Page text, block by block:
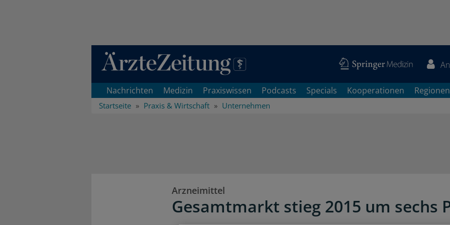
Direkt zum Inhaltsbereich
Nachrichten Medizin Praxiswissen Podcasts Specials Kooperationen Regionen
Startseite Praxis & Wirtschaft Unternehmen
Arzneimittel
Gesamtmarkt stieg 2015 um sechs